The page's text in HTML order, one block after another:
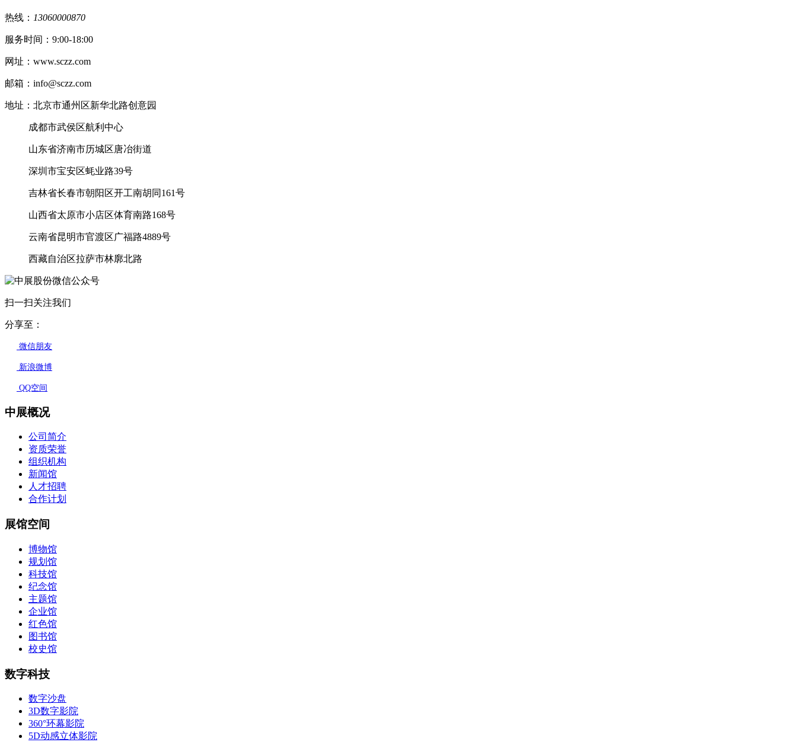
热线： 13060000870
服务时间：9:00-18:00
网址：www.sczz.com
邮箱：info@sczz.com
地址：北京市通州区新华北路创意园
成都市武侯区航利中心
山东省济南市历城区唐冶街道
深圳市宝安区蚝业路39号
吉林省长春市朝阳区开工南胡同161号
山西省太原市小店区体育南路168号
云南省昆明市官渡区广福路4889号
西藏自治区拉萨市林廓北路
扫一扫关注我们
分享至：
微信朋友
新浪微博
QQ空间
中展概况
公司简介
资质荣誉
组织机构
新闻馆
人才招聘
合作计划
展馆空间
博物馆
规划馆
科技馆
纪念馆
主题馆
企业馆
红色馆
图书馆
校史馆
数字科技
数字沙盘
3D数字影院
360°环幕影院
5D动感立体影院